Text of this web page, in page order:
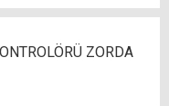
ZORDA